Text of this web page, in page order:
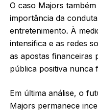
O caso Majors
importância da
entretenimento. À
intensifica e as redes
as apostas financeiras
pública positiva nunca
Em última análise, o
Majors permanece